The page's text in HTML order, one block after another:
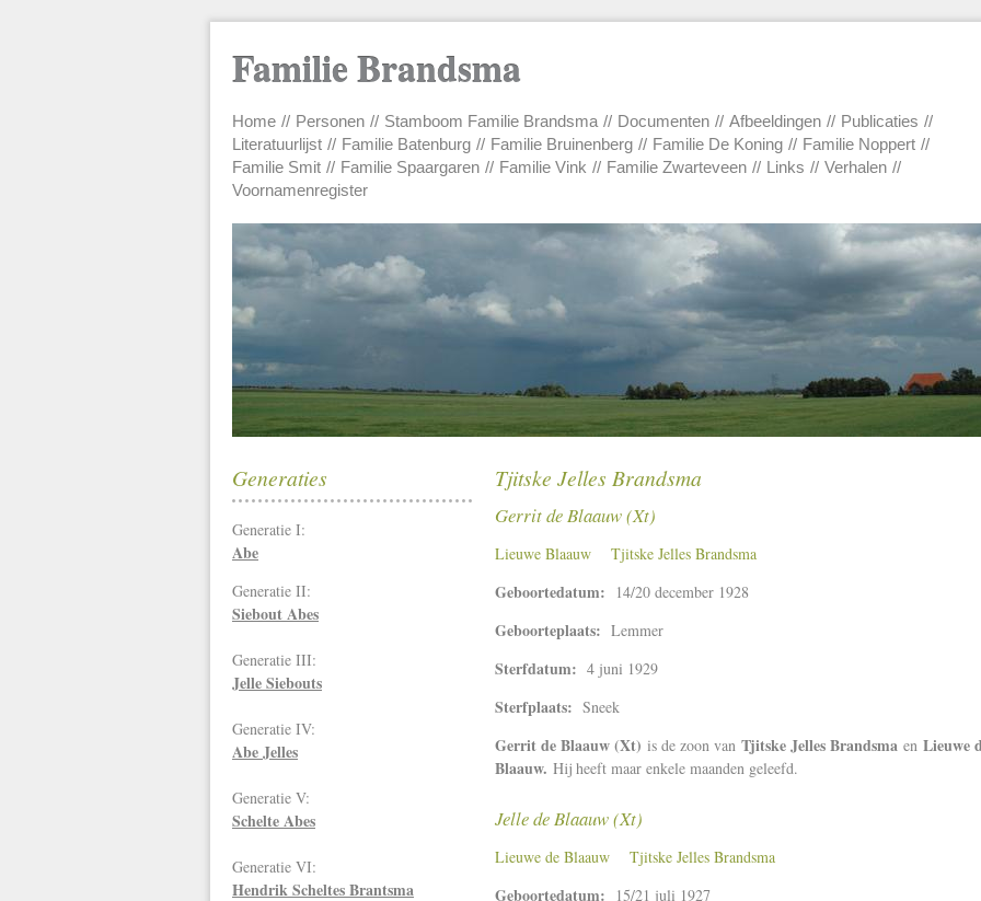
Familie Brandsma
Main menu
Home Personen Stamboom Familie Brandsma Documenten Afbeeldingen
Publicaties
Literatuurlijst
Familie Batenburg Familie Bruinenberg Familie De Koning
Familie Noppert
Familie Smit
Familie Spaargaren Familie Vink Familie Zwarteveen Links
Verhalen
Voornamenregister
Tjitske Jelles Brandsma
Gerrit de Blaauw (Xt)
Lieuwe Blaauw Tjitske Jelles Brandsma
Geboortedatum: 14/20 december 1928
Geboorteplaats: Lemmer
Sterfdatum: 4 juni 1929
Sterfplaats: Sneek
Gerrit de Blaauw (Xt) is de zoon van Tjitske Jelles Brandsma en Lieuwe
Blaauw. Hij heeft maar enkele maanden geleefd.
Jelle de Blaauw (Xt)
Lieuwe de Blaauw Tjitske Jelles Brandsma
Geboortedatum: 15/21 juli 1927
Generaties
Generatie I:
Abe
Generatie II:
Siebout Abes
Generatie III:
Jelle Siebouts
Generatie IV:
Abe Jelles
Generatie V:
Schelte Abes
Generatie VI:
Hendrik Scheltes Brantsma